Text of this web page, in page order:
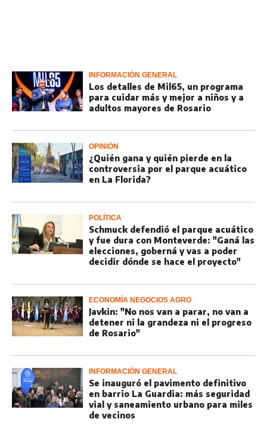
INFORMACIÓN GENERAL
Los detalles de Mil65, un programa
para cuidar más y mejor a niños y a
adultos mayores de Rosario
OPINIÓN
¿Quién gana y quién pierde en la
controversia por el parque acuático
en La Florida?
POLÍTICA
Schmuck defendió el parque acuático
y fue dura con Monteverde: "Ganá las
elecciones, goberná y vas a poder
decidir dónde se hace el proyecto"
ECONOMÍA NEGOCIOS AGRO
Javkin: "No nos van a parar, no van a
detener ni la grandeza ni el progreso
de Rosario"
INFORMACIÓN GENERAL
Se inauguró el pavimento definitivo
en barrio La Guardia: más seguridad
vial y saneamiento urbano para miles
de vecinos